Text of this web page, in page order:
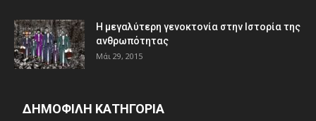
Η μεγαλύτερη γενοκτονία στην Ιστορία της
ανθρωπότητας
Μάι 29, 2015
ΔΗΜΟΦΙΛΗ ΚΑΤΗΓΟΡΙΑ